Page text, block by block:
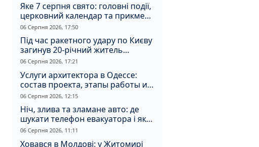
Яке 7 серпня свято: головні події,
церковний календар та прикмети
дня
06 Серпня 2026, 17:50
Під час ракетного удару по Києву
загинув 20-річний житель
Житомирщини
06 Серпня 2026, 17:21
Услуги архитектора в Одессе:
состав проекта, этапы работы и
стоимость
06 Серпня 2026, 12:15
Ніч, злива та зламане авто: де
шукати телефон евакуатора і як
не натрапити на аферистів
06 Серпня 2026, 11:11
Ховався в Молдові: у Житомирі